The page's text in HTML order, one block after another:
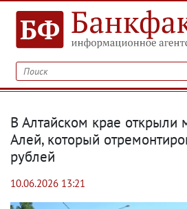
В Алтайском крае открыли
Алей, который
рублей
10.06.2026 13:21